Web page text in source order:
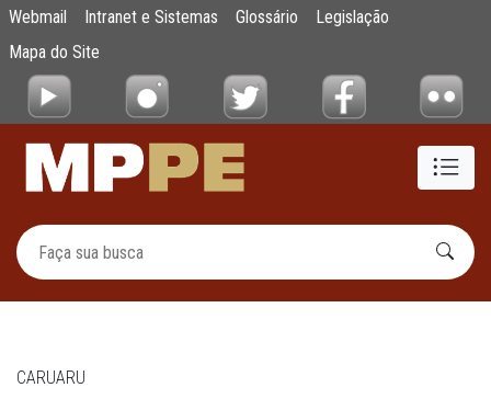
Pular para o Conteúdo principal
Audiência pública promovida pelo MPPE
Webmail Intranet e Sistemas Glossário
Legislação
Mapa do Site
CARUARU